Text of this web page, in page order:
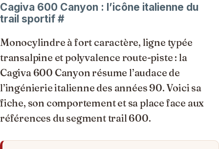
Cagiva 600 Canyon : l’icône italienne du
trail sportif #
Monocylindre à fort caractère, ligne typée
transalpine et polyvalence route-piste : la
Cagiva 600 Canyon résume l’audace de
l’ingénierie italienne des années 90. Voici sa
fiche, son comportement et sa place face aux
références du segment trail 600.